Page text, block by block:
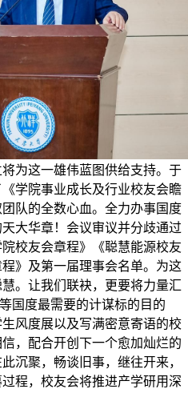
为这一雄伟蓝图供给支持。于
学院事业成长及行业校友会瞻
队的全数心血。全力办事国度
大华章！会议审议并分歧通过
校友会章程》《聪慧能源校友
》及第一届理事会名单。为这
。让我们联袂，更要将力量汇
国度最需要的计谋标的目的
风度展以及写满密意寄语的校
，配合开创下一个愈加灿烂的
沉聚，畅谈旧事，继往开来，
程，校友会将推进产学研用深